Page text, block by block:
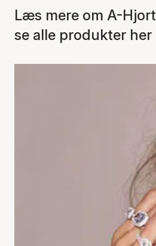
Læs mere om A-
se alle produkter her